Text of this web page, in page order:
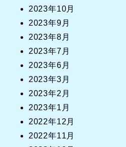
2023年10月
2023年9月
2023年8月
2023年7月
2023年6月
2023年3月
2023年2月
2023年1月
2022年12月
2022年11月